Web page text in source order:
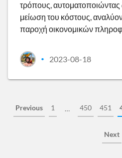
τρόπους, αυτοματοποιώντας
μείωση του κόστους,
παροχή οικονομικών
• 2023-08-18
Previous 1 … 450 451
Next